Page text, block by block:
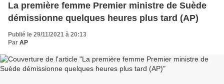
La première femme Premier ministre de Suède
démissionne quelques heures plus tard (AP)
Publié le 29/11/2021 à 20:13
Par AP